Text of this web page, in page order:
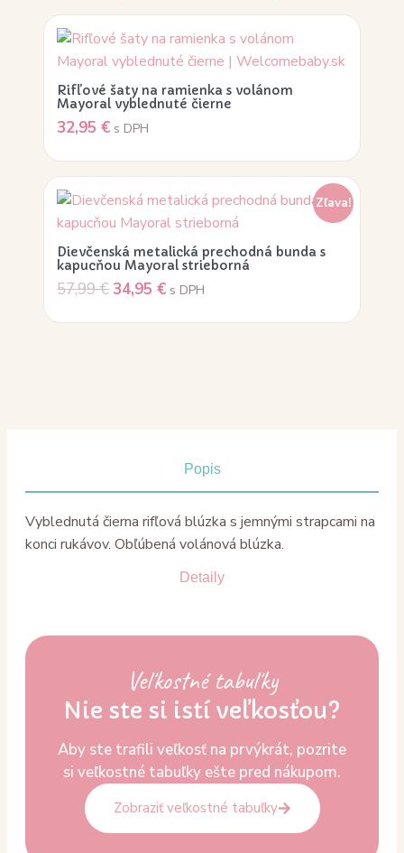
Rifľové šaty na ramienka s volánom
Mayoral vyblednuté čierne
32,95 € s DPH
Zľava!
Dievčenská metalická prechodná bunda s
kapucňou Mayoral strieborná
57,99€ 34,95 € s DPH
Popis
Detaily
Vyblednutá čierna rifľová blúzka s jemnými strapcami na
konci rukávov. Obľúbená volánová blúzka.
Veľkostné tabuľky
Nie ste si istí veľkosťou?
Aby ste trafili veľkosť na prvýkrát, pozrite
si veľkostné tabuľky ešte pred nákupom.
Zobraziť veľkostné tabuľky